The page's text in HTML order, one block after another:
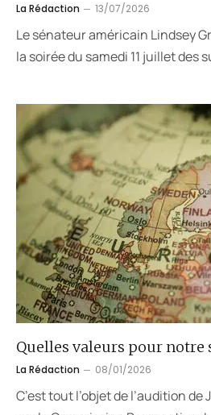
La Rédaction 13/07/2026
Le sénateur américain Lindsey
la soirée du samedi 11 juillet des
Quelles valeurs pour notre
La Rédaction 08/01/2026
C’est tout l’objet de l’audition